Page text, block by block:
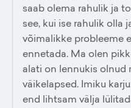
saab olema rahulik ja
see, kui ise rahulik olla
võimalikke probleeme
ennetada. Ma olen
alati on lennukis olnud
väikelapsed. Imiku
end lihtsam välja